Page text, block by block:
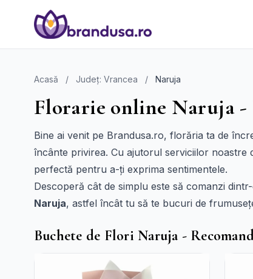
Acasă / Județ: Vrancea / Naruja
Florarie online Naruja
Bine ai venit pe Brandusa.ro, florăria ta de
încânte privirea. Cu ajutorul serviciilor noastre
perfectă pentru a-ți exprima sentimentele.
Descoperă cât de simplu este să comanzi
Naruja, astfel încât tu să te bucuri de
Buchete de Flori Naruja -